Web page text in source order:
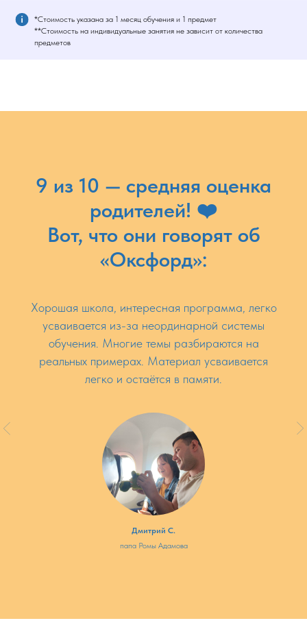
*Стоимость указана за 1 месяц обучения и 1 предмет
**Стоимость на индивидуальные занятия не зависит от количества
предметов
9 из 10 — средняя оценка
родителей! ❤️
Вот, что они говорят об
«Оксфорд»:
Хорошая школа, интересная программа, легко
усваивается из-за неординарной системы
обучения. Многие темы разбираются на
реальных примерах. Материал усваивается
легко и остаётся в памяти.
Дмитрий С.
папа Ромы Адамова